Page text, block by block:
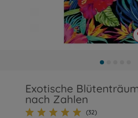
Exotische
nach Zahlen
(32)